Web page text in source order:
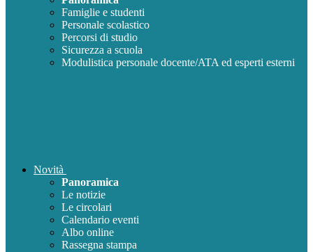
Famiglie e studenti
Personale scolastico
Percorsi di studio
Sicurezza a scuola
Modulistica personale docente/ATA ed esperti esterni
Novità
Panoramica
Le notizie
Le circolari
Calendario eventi
Albo online
Rassegna stampa